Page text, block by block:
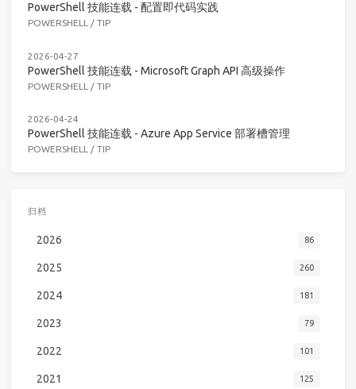
PowerShell 技能连载 - 配置即代码实践
POWERSHELL / TIP
2026-04-27
PowerShell 技能连载 - Microsoft Graph API 高级操作
POWERSHELL / TIP
2026-04-24
PowerShell 技能连载 - Azure App Service 部署槽管理
POWERSHELL / TIP
归档
2026 86
2025 260
2024 181
2023 79
2022 101
2021 125